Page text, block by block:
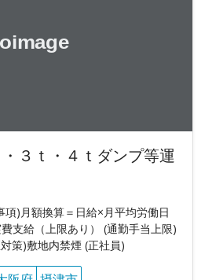
・３ｔ・４ｔダンプ等運
項)月額換算＝日給×月平均労働日
支給（上限あり） (通勤手当上限)
策)敷地内禁煙 (正社員)